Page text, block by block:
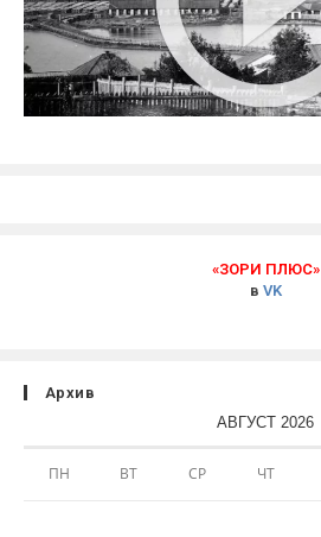
«ЗОРИ ПЛЮС»
в VK
Архив
АВГУСТ 2026
ПН ВТ СР ЧТ